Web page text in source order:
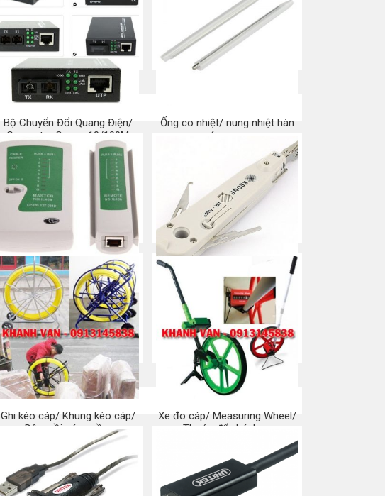
Bộ Chuyển Đổi Quang Điện/
Converter Quang 10/100M
Mua ngay
Ống co nhiệt/ nung nhiệt hàn
cáp quang
Máy Test cáp mạng, điện
thoại – RJ45/ RJ11
Mua ngay
Tool nhấn phiến Krone/ Dao
phập phiến
Mua ngay
Ghi kéo cáp/ Khung kéo cáp/
Dây mồi cáp ngầm
Mua ngay
Xe đo cáp/ Measuring Wheel/
Thước đẩy bánh xe